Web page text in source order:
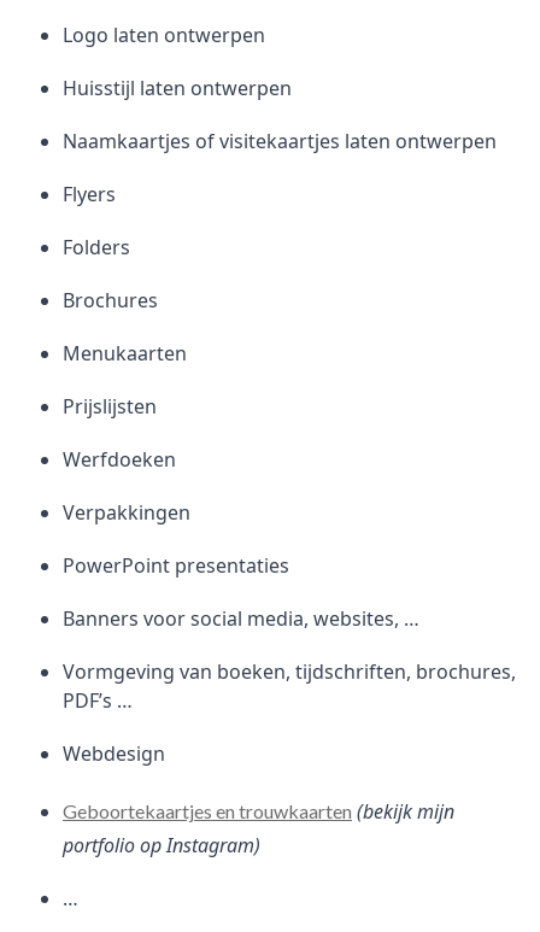
Logo laten ontwerpen
Huisstijl laten ontwerpen
Naamkaartjes of visitekaartjes laten ontwerpen
Flyers
Folders
Brochures
Menukaarten
Prijslijsten
Werfdoeken
Verpakkingen
PowerPoint presentaties
Banners voor social media, websites, …
Vormgeving van boeken, tijdschriften, brochures,
PDF’s …
Webdesign
Geboortekaartjes en trouwkaarten (bekijk mijn
portfolio op Instagram)
…